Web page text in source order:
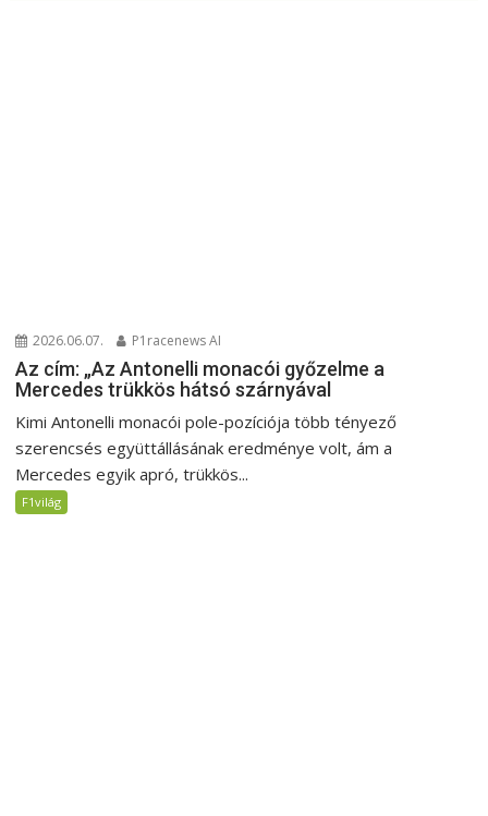
2026.06.07. P1racenews AI
Az cím: „Az Antonelli monacói győzelme a
Mercedes trükkös hátsó szárnyával
Kimi Antonelli monacói pole-pozíciója több tényező
szerencsés együttállásának eredménye volt, ám a
Mercedes egyik apró, trükkös...
F1világ